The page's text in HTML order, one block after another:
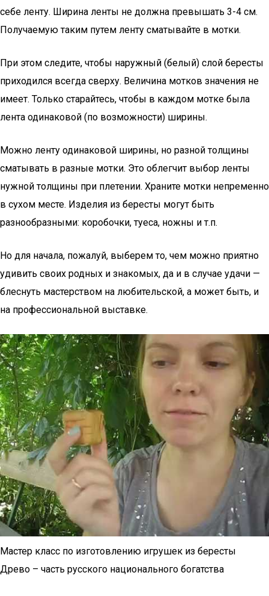
себе ленту. Ширина ленты не должна превышать 3-4 см.
Получаемую таким путем ленту сматывайте в мотки.
При этом следите, чтобы наружный (белый) слой бересты
приходился всегда сверху. Величина мотков значения не
имеет. Только старайтесь, чтобы в каждом мотке была
лента одинаковой (по возможности) ширины.
Можно ленту одинаковой ширины, но разной толщины
сматывать в разные мотки. Это облегчит выбор ленты
нужной толщины при плетении. Храните мотки непременно
в сухом месте. Изделия из бересты могут быть
разнообразными: коробочки, туеса, ножны и т.п.
Но для начала, пожалуй, выберем то, чем можно приятно
удивить своих родных и знакомых, да и в случае удачи —
блеснуть мастерством на любительской, а может быть, и
на профессиональной выставке.
Мастер класс по изготовлению игрушек из бересты
Древо – часть русского национального богатства